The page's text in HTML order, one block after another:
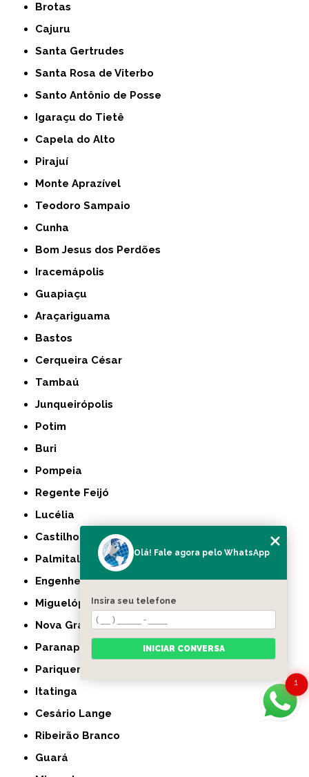
Brotas
Cajuru
Santa Gertrudes
Santa Rosa de Viterbo
Santo Antônio de Posse
Igaraçu do Tietê
Capela do Alto
Pirajuí
Monte Aprazível
Teodoro Sampaio
Cunha
Bom Jesus dos Perdões
Iracemápolis
Guapiaçu
Araçariguama
Bastos
Cerqueira César
Tambaú
Junqueirópolis
Potim
Buri
Pompeia
Regente Feijó
Lucélia
Castilho
Palmital
Engenheiro Coelho
Miguelópolis
Nova Granada
Paranapanema
Pariquera-Açu
Itatinga
Cesário Lange
Ribeirão Branco
Guará
1
Olá! Fale agora pelo WhatsApp
Insira seu telefone
INICIAR CONVERSA